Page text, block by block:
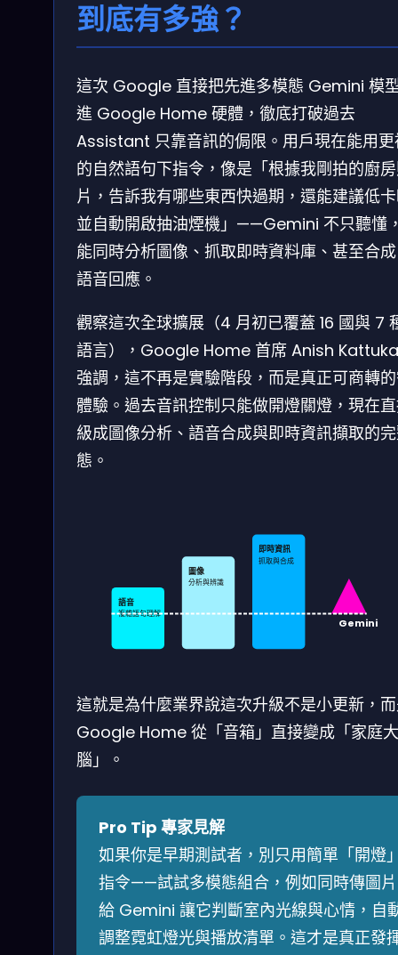
到底有多強？
這次 Google 直接把先進多模態 Gemini 模
進 Google Home 硬體，徹底打破過去
Assistant 只靠音訊的侷限。用戶現在能用更
的自然語句下指令，像是「根據我剛拍的廚
片，告訴我有哪些東西快過期，還能建議低
並自動開啟抽油煙機」——Gemini 不只聽懂
能同時分析圖像、抓取即時資料庫、甚至合
語音回應。
觀察這次全球擴展（4 月初已覆蓋 16 國與 7
語言），Google Home 首席 Anish
強調，這不再是實驗階段，而是真正可商轉
體驗。過去音訊控制只能做開燈關燈，現在
級成圖像分析、語音合成與即時資訊擷取的
態。
語音
複雜語句理解
圖像
分析與辨識
即時資訊
抓取與合成
Gemini
這就是為什麼業界說這次升級不是小更新，
Google Home 從「音箱」直接變成「家庭大
腦」。
Pro Tip 專家見解
如果你是早期測試者，別只用簡單「開燈
指令——試試多模態組合，例如同時傳圖片
給 Gemini 讓它判斷室內光線與心情，自
調整霓虹燈光與播放清單。這才是真正發